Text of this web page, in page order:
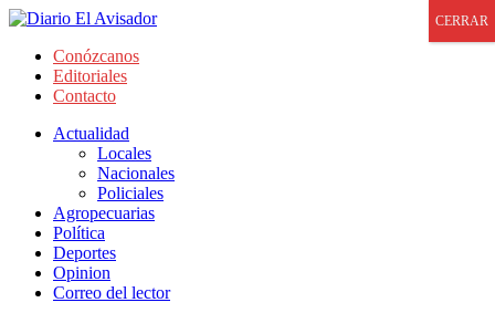
Conózcanos
Editoriales
Contacto
Actualidad
Locales
Nacionales
Policiales
Agropecuarias
Política
Deportes
Opinion
Correo del lector
CERRAR